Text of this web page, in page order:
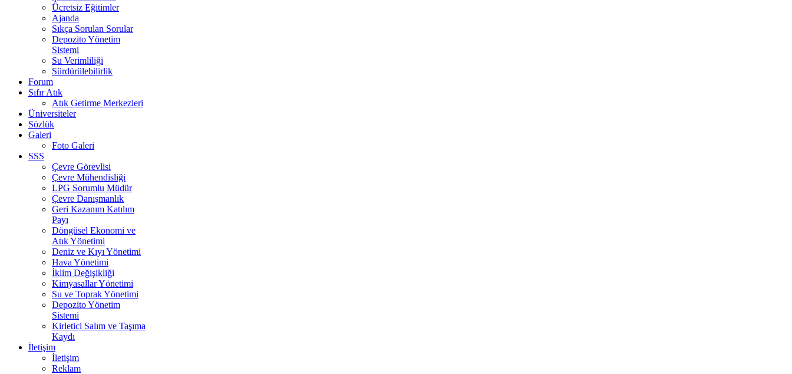
Ücretsiz Eğitimler
Ajanda
Sıkça Sorulan Sorular
Depozito Yönetim
Sistemi
Su Verimliliği
Sürdürülebilirlik
Forum
Sıfır Atık
Atık Getirme Merkezleri
Üniversiteler
Sözlük
Galeri
Foto Galeri
SSS
Çevre Görevlisi
Çevre Mühendisliği
LPG Sorumlu Müdür
Çevre Danışmanlık
Geri Kazanım Katılım
Payı
Döngüsel Ekonomi ve
Atık Yönetimi
Deniz ve Kıyı Yönetimi
Hava Yönetimi
İklim Değişikliği
Kimyasallar Yönetimi
Su ve Toprak Yönetimi
Depozito Yönetim
Sistemi
Kirletici Salım ve Taşıma
Kaydı
İletişim
İletişim
Reklam